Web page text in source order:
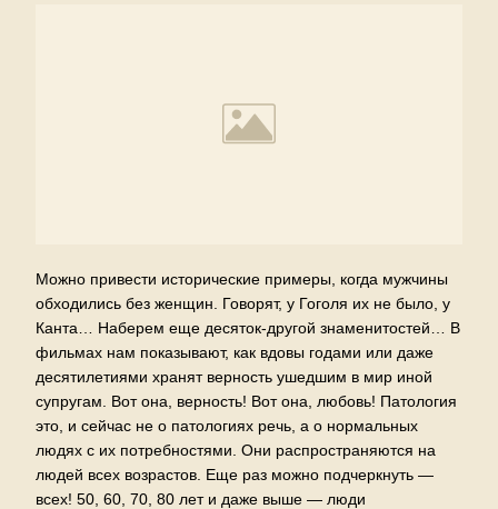
Можно привести исторические примеры, когда мужчины
обходились без женщин. Говорят, у Гоголя их не было, у
Канта… Наберем еще десяток-другой знаменитостей… В
фильмах нам показывают, как вдовы годами или даже
десятилетиями хранят верность ушедшим в мир иной
супругам. Вот она, верность! Вот она, любовь! Патология
это, и сейчас не о патологиях речь, а о нормальных
людях с их потребностями. Они распространяются на
людей всех возрастов. Еще раз можно подчеркнуть —
всех! 50, 60, 70, 80 лет и даже выше — люди